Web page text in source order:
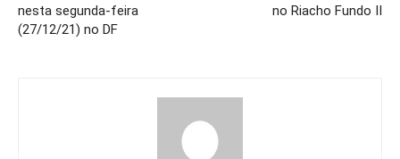
nesta segunda-feira
(27/12/21) no DF
no Riacho Fundo II